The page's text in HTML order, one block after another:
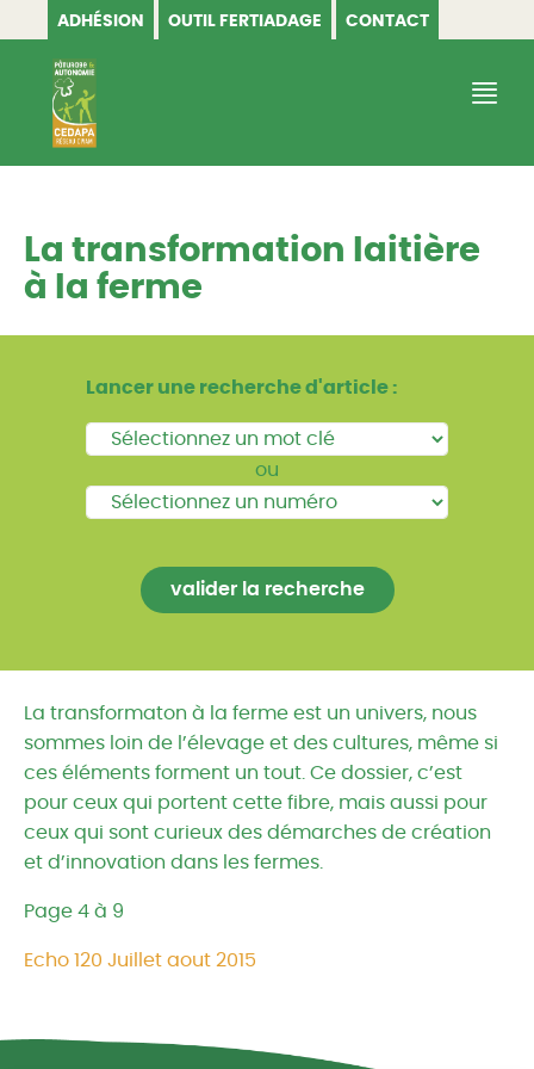
ADHÉSION OUTIL FERTIADAGE CONTACT
CEDAPA
La transformation laitière
à la ferme
Lancer une recherche d'article :
ou
La transformaton à la ferme est un univers, nous
sommes loin de l’élevage et des cultures, même si
ces éléments forment un tout. Ce dossier, c’est
pour ceux qui portent cette fibre, mais aussi pour
ceux qui sont curieux des démarches de création
et d’innovation dans les fermes.
Page 4 à 9
Echo 120 Juillet aout 2015